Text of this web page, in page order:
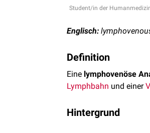
Student/in der
Englisch:
Definition
Eine lymphovenöse
Lymphbahn und einer
Hintergrund